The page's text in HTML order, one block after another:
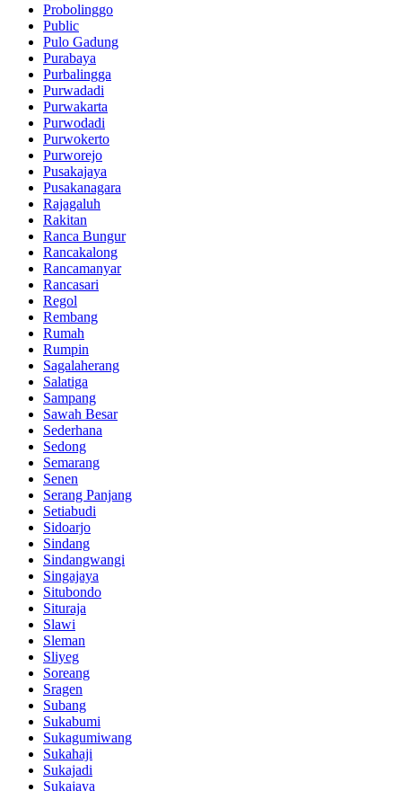
Probolinggo
Public
Pulo Gadung
Purabaya
Purbalingga
Purwadadi
Purwakarta
Purwodadi
Purwokerto
Purworejo
Pusakajaya
Pusakanagara
Rajagaluh
Rakitan
Ranca Bungur
Rancakalong
Rancamanyar
Rancasari
Regol
Rembang
Rumah
Rumpin
Sagalaherang
Salatiga
Sampang
Sawah Besar
Sederhana
Sedong
Semarang
Senen
Serang Panjang
Setiabudi
Sidoarjo
Sindang
Sindangwangi
Singajaya
Situbondo
Situraja
Slawi
Sleman
Sliyeg
Soreang
Sragen
Subang
Sukabumi
Sukagumiwang
Sukahaji
Sukajadi
Sukajaya